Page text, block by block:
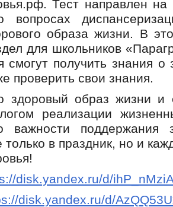
Тест направлен на
вопросах
образа жизни. В
для школьников
смогут получить знания о
проверить свои знания.
здоровый образ жизни и
реализации
важности поддержания
только в праздник, но и
disk.yandex.ru/d/
disk.yandex.ru/d/